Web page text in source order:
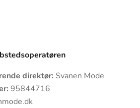
direktør: Svanen Mode
95844716